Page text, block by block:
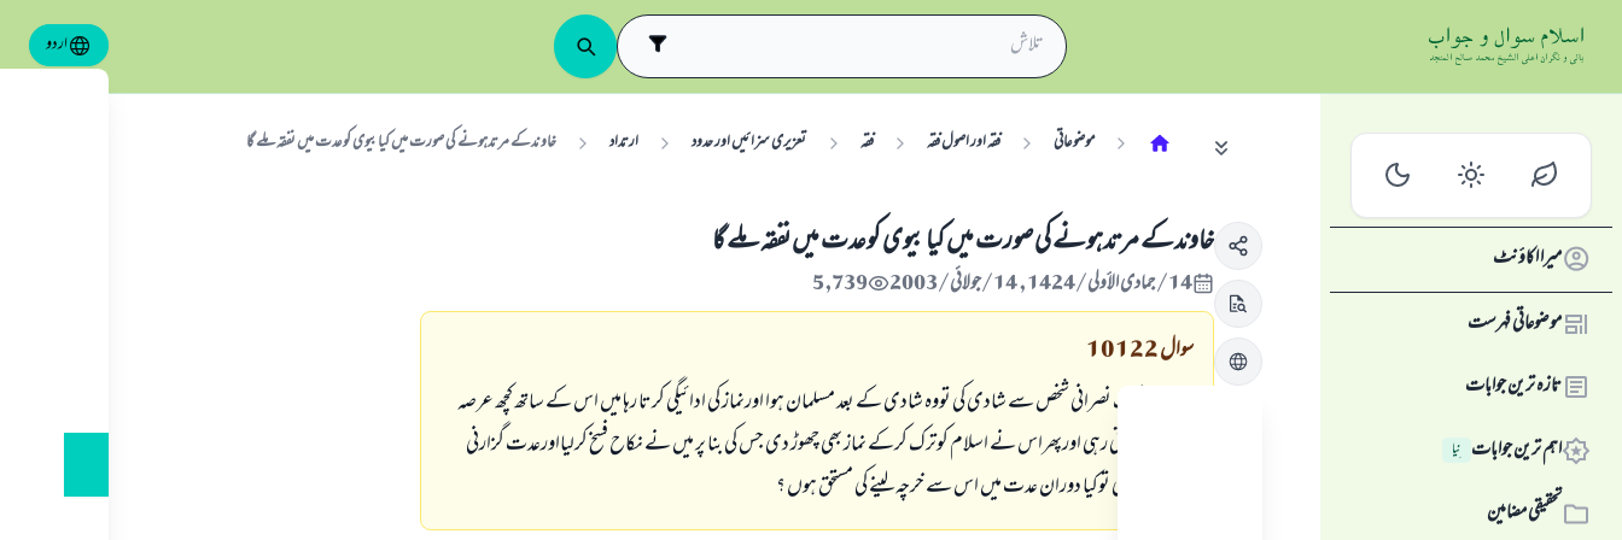
اردو
میرا اکاؤنٹ
موضوعاتی فہرست
تازہ ترین جوابات
اہم ترین جوابات نِیا
تحقیقی مضامین
موضوعاتی فقہ اور اصول فقہ فقہ تعزیری سزائیں اور حدود ارتداد خاوندکے مرتدہونے کی صورت میں کیا بیوی کوعدت میں نفقہ ملے گا
خاوندکے مرتدہونے کی صورت میں کیا بیوی کوعدت میں نفقہ ملے گا
14/جمادى الأولى/1424 , 14/جولائی/2003 5,739
سوال10122
میں نے ایک نصرانی شخص سے شادی کی تووہ شادی کے بعد مسلمان ہوا اورنماز کی ادائيگي کرتا رہا میں اس کے ساتھ کچھ عرصہ
زندگی بسر کرتی رہی اورپھراس نے اسلام کوترک کرکے نماز بھی چھوڑ دی جس کی بنا پر میں نے نکاح فسخ کرلیااورعدت گزارنی
شروع کردی توکیا دوران عدت میں اس سے خرچہ لینے کی مستحق ہوں ؟